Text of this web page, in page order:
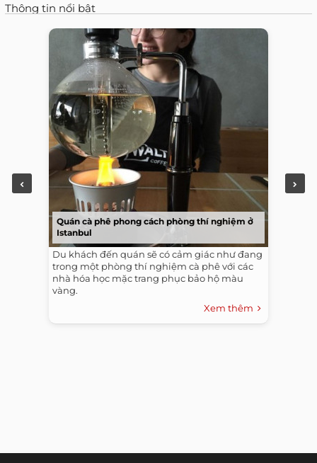
Thông tin nổi bật
Quán cà phê phong cách phòng thí nghiệm ở
Istanbul
Du khách đến quán sẽ có cảm giác như đang
trong một phòng thí nghiệm cà phê với các
nhà hóa học mặc trang phục bảo hộ màu
vàng.
Xem thêm